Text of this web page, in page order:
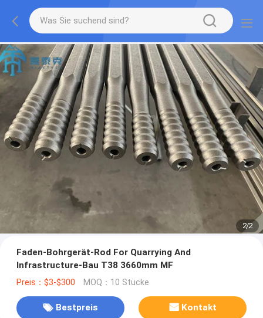
2/2
Faden-Bohrgerät-Rod For Quarrying And
Infrastructure-Bau T38 3660mm MF
Preis：$3-$300 MOQ：10 Stücke
Bestpreis Kontakt